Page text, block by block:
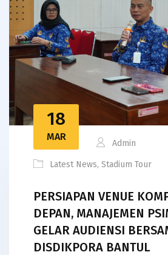
18
MAR
Admin
Latest News, Stadium Tour
PERSIAPAN VENUE
DEPAN, MANAJEMEN
GELAR AUDIENSI
DISDIKPORA BANTUL